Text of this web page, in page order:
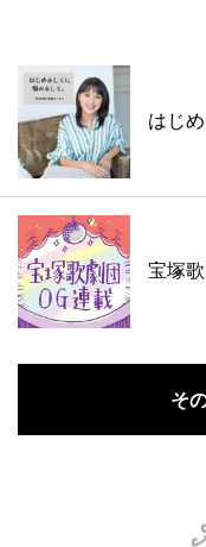
はじ
宝塚
そ